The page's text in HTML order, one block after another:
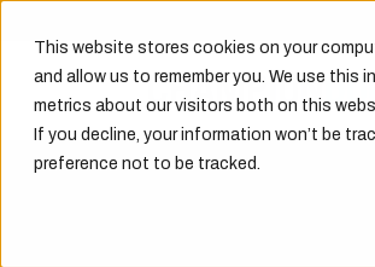
This website stores cookies on your
and allow us to remember you. We use this
metrics about our visitors both on this
If you decline, your information won’t be
preference not to be tracked.